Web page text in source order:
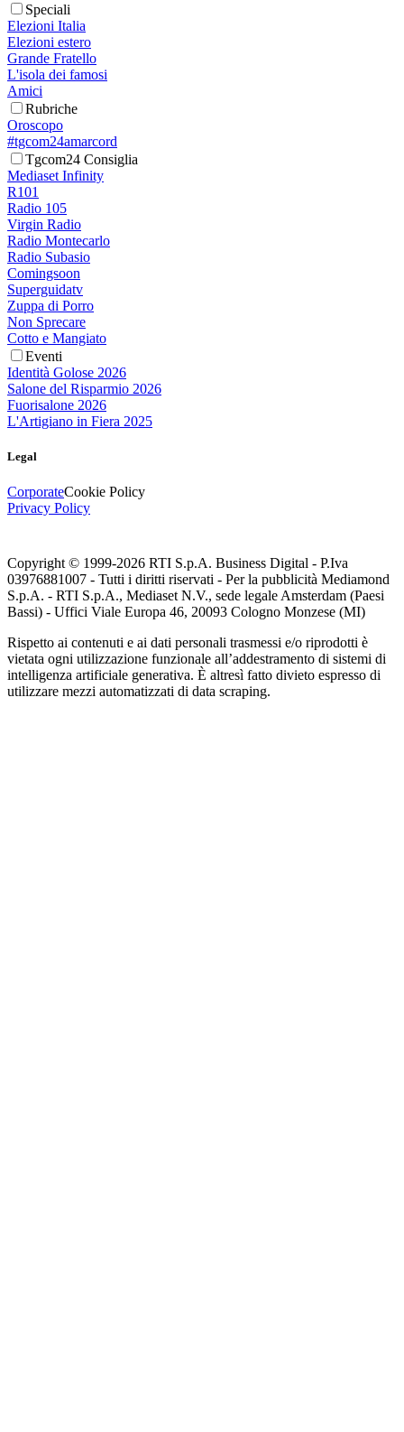
Speciali
Elezioni Italia
Elezioni estero
Grande Fratello
L'isola dei famosi
Amici
Rubriche
Oroscopo
#tgcom24amarcord
Tgcom24 Consiglia
Mediaset Infinity
R101
Radio 105
Virgin Radio
Radio Montecarlo
Radio Subasio
Comingsoon
Superguidatv
Zuppa di Porro
Non Sprecare
Cotto e Mangiato
Eventi
Identità Golose 2026
Salone del Risparmio 2026
Fuorisalone 2026
L'Artigiano in Fiera 2025
Legal
CorporateCookie Policy
Privacy Policy
Copyright © 1999-2026 RTI S.p.A. Business Digital - P.Iva
03976881007 - Tutti i diritti riservati - Per la pubblicità Mediamond
S.p.A. - RTI S.p.A., Mediaset N.V., sede legale Amsterdam (Paesi
Bassi) - Uffici Viale Europa 46, 20093 Cologno Monzese (MI)
Rispetto ai contenuti e ai dati personali trasmessi e/o riprodotti è
vietata ogni utilizzazione funzionale all’addestramento di sistemi di
intelligenza artificiale generativa. È altresì fatto divieto espresso di
utilizzare mezzi automatizzati di data scraping.